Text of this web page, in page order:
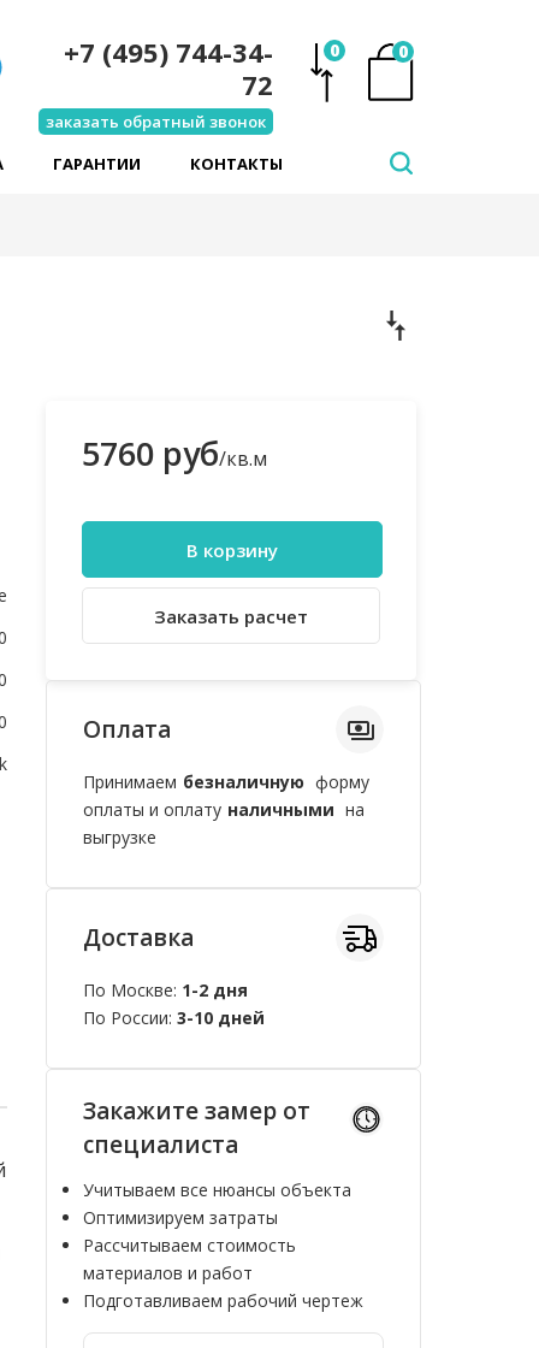
0
0
+7 (495) 744-34-
72
заказать обратный звонок
ГАРАНТИИ КОНТАКТЫ
5760 руб/кв.м
В корзину
Заказать расчет
Оплата
Принимаем безналичную форму
оплаты и оплату наличными на
выгрузке
Доставка
По Москве: 1-2 дня
По России: 3-10 дней
Закажите замер от
специалиста
Учитываем все нюансы объекта
Оптимизируем затраты
Рассчитываем стоимость
материалов и работ
Подготавливаем рабочий чертеж